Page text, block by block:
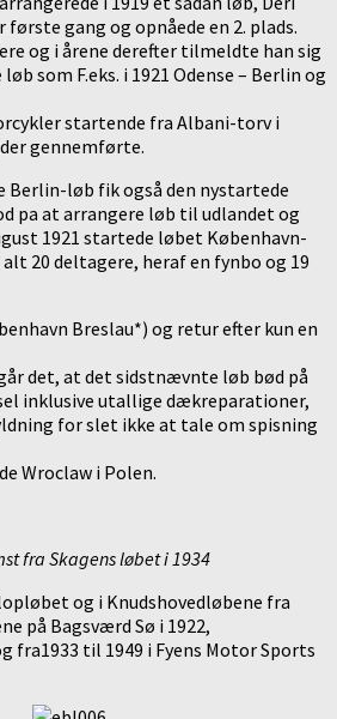
gang og opnåede en 2. plads.
og i årene derefter tilmeldte han sig
som F.eks. i 1921 Odense – Berlin og
startende fra Albani-torv i
der gennemførte.
Berlin-løb fik også den nystartede
pa at arrangere løb til udlandet og
1921 startede løbet København-
20 deltagere, heraf en fynbo og 19
Breslau*) og retur efter kun en
det, at det sidstnævnte løb bød på
inklusive utallige dækreparationer,
for slet ikke at tale om spisning
Wroclaw i Polen.
fra Skagens løbet i 1934
og i Knudshovedløbene fra
på Bagsværd Sø i 1922,
fra1933 til 1949 i Fyens Motor Sports